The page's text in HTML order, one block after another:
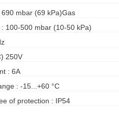
mbar (69 kPa)Gas
100-500 mbar (10-50 kPa)
250V
: 6A
: -15...+60 °C
of protection : IP54